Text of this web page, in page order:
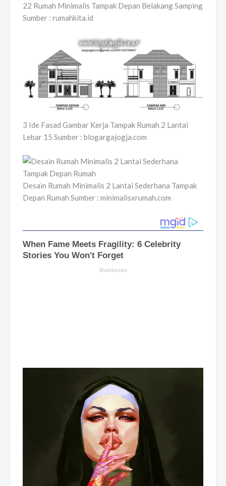
22 Rumah Minimalis Tampak Depan Belakang Samping
Sumber : rumahkita.id
3 Ide Fasad Gambar Kerja Tampak Rumah 2 Lantai
Lebar 15 Sumber : blogargajogja.com
Desain Rumah Minimalis 2 Lantai Sederhana Tampak
Depan Rumah Sumber : minimalisxrumah.com